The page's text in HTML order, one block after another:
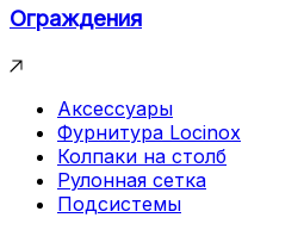
Ограждения
Аксессуары
Фурнитура Locinox
Колпаки на столб
Рулонная сетка
Подсистемы